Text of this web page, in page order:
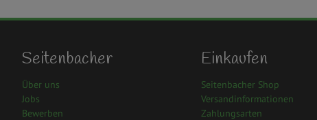
Seitenbacher
Über uns
Jobs
Bewerben
Einkaufen
Seitenbacher Shop
Versandinformationen
Zahlungsarten